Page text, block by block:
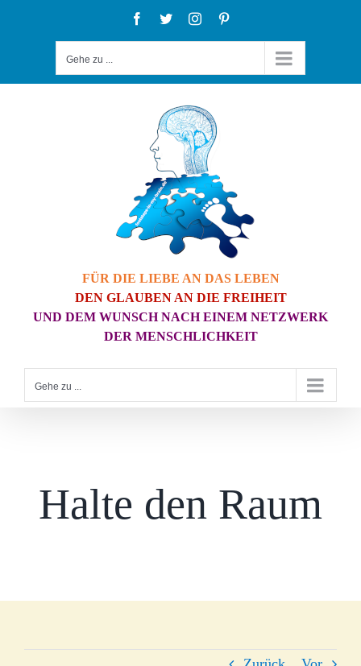
Facebook
TwitterInstagram
Gehe zu ...
FÜR DIE LIEBE AN DAS LEBEN
DEN GLAUBEN AN DIE FREIHEIT
UND DEM WUNSCH NACH EINEM NETZWERK
DER MENSCHLICHKEIT
Gehe zu ...
Halte den Raum